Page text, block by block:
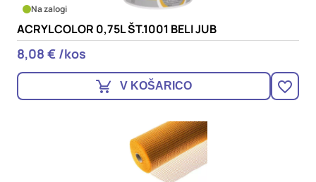
Na zalogi
ACRYLCOLOR 0,75L ŠT.1001 BELI JUB
8,08 € /kos
V KOŠARICO